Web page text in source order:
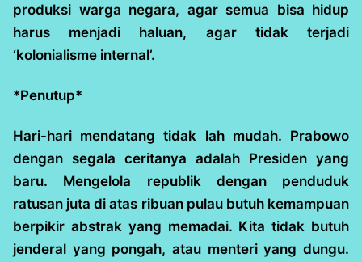
produksi warga negara, agar semua bisa hidup
harus menjadi haluan, agar tidak terjadi
‘kolonialisme internal’.
*Penutup*
Hari-hari mendatang tidak lah mudah. Prabowo
dengan segala ceritanya adalah Presiden yang
baru. Mengelola republik dengan penduduk
ratusan juta di atas ribuan pulau butuh kemampuan
berpikir abstrak yang memadai. Kita tidak butuh
jenderal yang pongah, atau menteri yang dungu.